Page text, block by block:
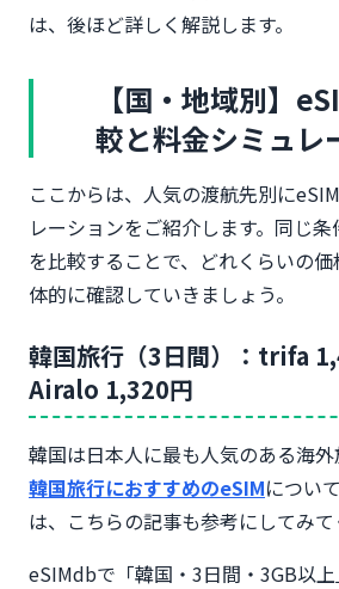
は、後ほど詳しく解説します。
【国・地域別】
較と料金シミュレ
ここからは、人気の渡航先別に
レーションをご紹介します。同じ
を比較することで、どれくらいの
体的に確認していきましょう。
韓国旅行（3日間）：trifa
Airalo 1,320円
韓国は日本人に最も人気のある海外
韓国旅行におすすめのeSIMについ
は、こちらの記事も参考にしてみて
eSIMdbで「韓国・3日間・3GB以